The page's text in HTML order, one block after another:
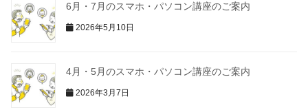
6月・7月のスマホ・パソコン講座のご案内
2026年5月10日
4月・5月のスマホ・パソコン講座のご案内
2026年3月7日